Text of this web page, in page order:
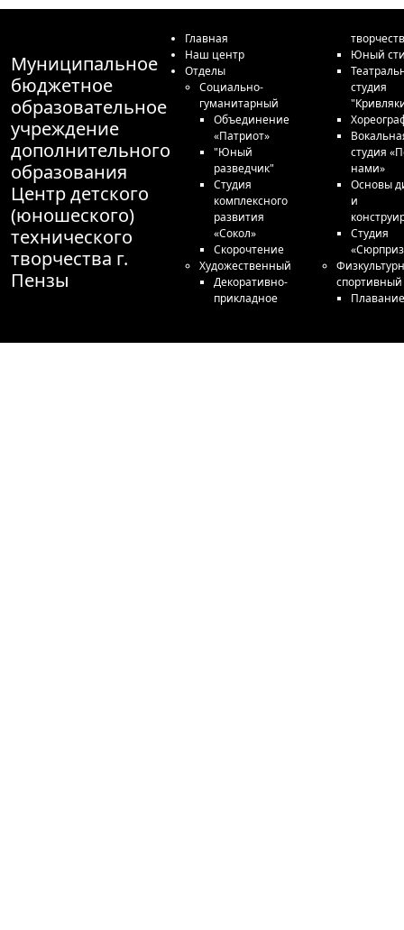
Муниципальное
бюджетное
образовательное
учреждение
дополнительного
образования
Центр детского
(юношеского)
технического
творчества г.
Пензы
Главная
Наш центр
Отделы
Социально-
гуманитарный
Объединение
«Патриот»
"Юный
разведчик"
Студия
комплексного
развития
«Сокол»
Скорочтение
Художественный
Декоративно-
прикладное
Юный
студия
студия
нами»
Основы
и
Студия
спортивный
Плавание